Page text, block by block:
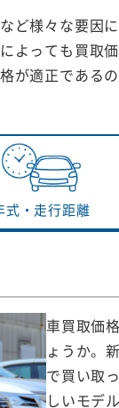
ど様々な要因
よっても買取
が適正である
式・ 走行距離
車買取価
ょうか。
で買い取
しいモデ